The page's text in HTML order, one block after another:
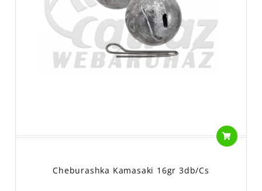
Cheburashka Kamasaki 16gr 3db/cs